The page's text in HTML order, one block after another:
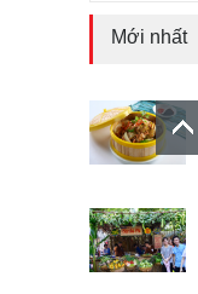
Mới nhất